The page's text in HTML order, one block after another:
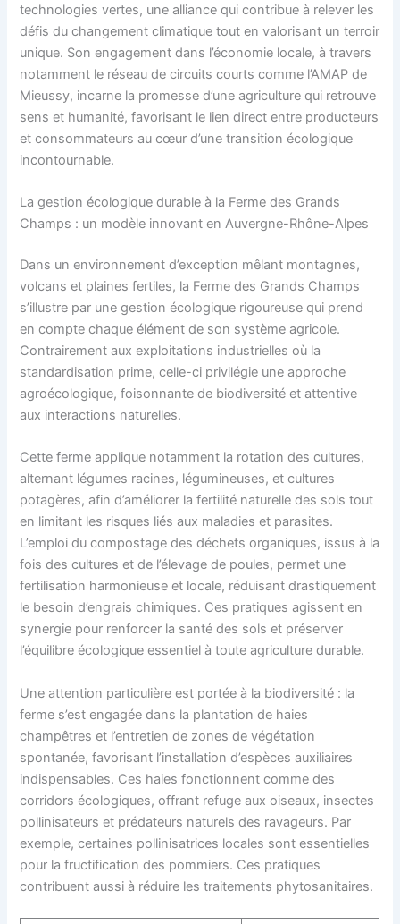
technologies vertes, une alliance qui contribue à relever les
défis du changement climatique tout en valorisant un terroir
unique. Son engagement dans l’économie locale, à travers
notamment le réseau de circuits courts comme l’AMAP de
Mieussy, incarne la promesse d’une agriculture qui retrouve
sens et humanité, favorisant le lien direct entre producteurs
et consommateurs au cœur d’une transition écologique
incontournable.
La gestion écologique durable à la Ferme des Grands
Champs : un modèle innovant en Auvergne-Rhône-Alpes
Dans un environnement d’exception mêlant montagnes,
volcans et plaines fertiles, la Ferme des Grands Champs
s’illustre par une gestion écologique rigoureuse qui prend
en compte chaque élément de son système agricole.
Contrairement aux exploitations industrielles où la
standardisation prime, celle-ci privilégie une approche
agroécologique, foisonnante de biodiversité et attentive
aux interactions naturelles.
Cette ferme applique notamment la rotation des cultures,
alternant légumes racines, légumineuses, et cultures
potagères, afin d’améliorer la fertilité naturelle des sols tout
en limitant les risques liés aux maladies et parasites.
L’emploi du compostage des déchets organiques, issus à la
fois des cultures et de l’élevage de poules, permet une
fertilisation harmonieuse et locale, réduisant drastiquement
le besoin d’engrais chimiques. Ces pratiques agissent en
synergie pour renforcer la santé des sols et préserver
l’équilibre écologique essentiel à toute agriculture durable.
Une attention particulière est portée à la biodiversité : la
ferme s’est engagée dans la plantation de haies
champêtres et l’entretien de zones de végétation
spontanée, favorisant l’installation d’espèces auxiliaires
indispensables. Ces haies fonctionnent comme des
corridors écologiques, offrant refuge aux oiseaux, insectes
pollinisateurs et prédateurs naturels des ravageurs. Par
exemple, certaines pollinisatrices locales sont essentielles
pour la fructification des pommiers. Ces pratiques
contribuent aussi à réduire les traitements phytosanitaires.